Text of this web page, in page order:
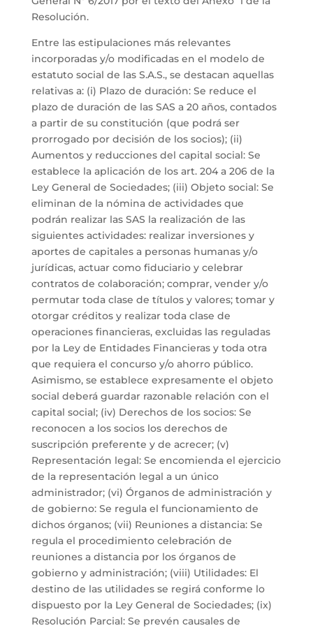
Resolución.
Entre las estipulaciones más relevantes
incorporadas y/o modificadas en el modelo de
estatuto social de las S.A.S., se destacan aquellas
relativas a: (i) Plazo de duración: Se reduce el
plazo de duración de las SAS a 20 años, contados
a partir de su constitución (que podrá ser
prorrogado por decisión de los socios); (ii)
Aumentos y reducciones del capital social: Se
establece la aplicación de los art. 204 a 206 de la
Ley General de Sociedades; (iii) Objeto social: Se
eliminan de la nómina de actividades que
podrán realizar las SAS la realización de las
siguientes actividades: realizar inversiones y
aportes de capitales a personas humanas y/o
jurídicas, actuar como fiduciario y celebrar
contratos de colaboración; comprar, vender y/o
permutar toda clase de títulos y valores; tomar y
otorgar créditos y realizar toda clase de
operaciones financieras, excluidas las reguladas
por la Ley de Entidades Financieras y toda otra
que requiera el concurso y/o ahorro público.
Asimismo, se establece expresamente el objeto
social deberá guardar razonable relación con el
capital social; (iv) Derechos de los socios: Se
reconocen a los socios los derechos de
suscripción preferente y de acrecer; (v)
Representación legal: Se encomienda el ejercicio
de la representación legal a un único
administrador; (vi) Órganos de administración y
de gobierno: Se regula el funcionamiento de
dichos órganos; (vii) Reuniones a distancia: Se
regula el procedimiento celebración de
reuniones a distancia por los órganos de
gobierno y administración; (viii) Utilidades: El
destino de las utilidades se regirá conforme lo
dispuesto por la Ley General de Sociedades; (ix)
Resolución Parcial: Se prevén causales de